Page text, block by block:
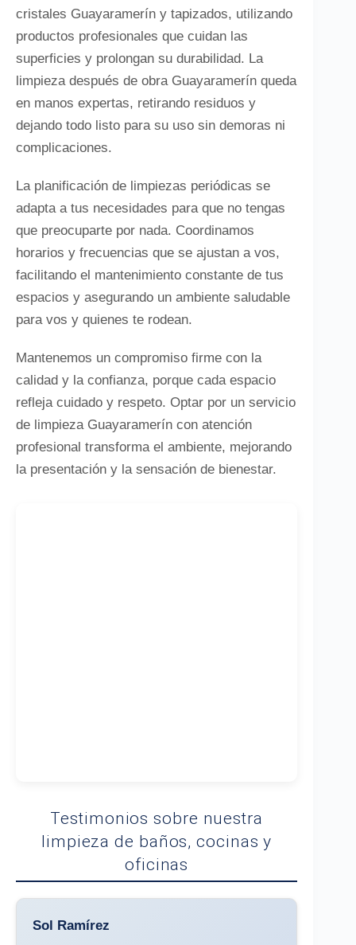
cristales Guayaramerín y tapizados, utilizando
productos profesionales que cuidan las
superficies y prolongan su durabilidad. La
limpieza después de obra Guayaramerín queda
en manos expertas, retirando residuos y
dejando todo listo para su uso sin demoras ni
complicaciones.
La planificación de limpiezas periódicas se
adapta a tus necesidades para que no tengas
que preocuparte por nada. Coordinamos
horarios y frecuencias que se ajustan a vos,
facilitando el mantenimiento constante de tus
espacios y asegurando un ambiente saludable
para vos y quienes te rodean.
Mantenemos un compromiso firme con la
calidad y la confianza, porque cada espacio
refleja cuidado y respeto. Optar por un servicio
de limpieza Guayaramerín con atención
profesional transforma el ambiente, mejorando
la presentación y la sensación de bienestar.
Testimonios sobre nuestra
limpieza de baños, cocinas y
oficinas
Sol Ramírez